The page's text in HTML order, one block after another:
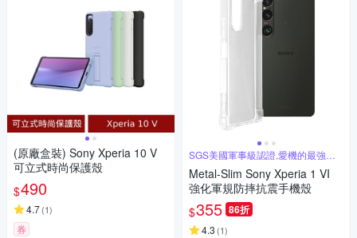
(原廠盒裝) Sony Xperia 10 V
可立式時尚保護殼
$490
4.7(1)
券
SGS美國軍事級認證,愛機的最強守
Metal-Slim Sony Xperia 1 VI
強化軍規防摔抗震手機殼
$355 86折
4.3 (1)